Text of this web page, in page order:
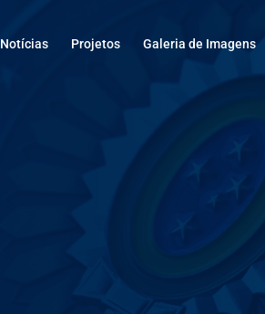
Notícias Projetos Galeria de Imagens